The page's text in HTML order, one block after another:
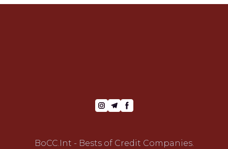
BoCC.Int - Bests of Credit Companies.